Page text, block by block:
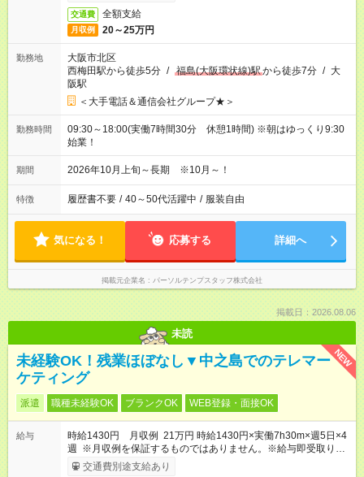
交通費 全額支給
月収例 20～25万円
勤務地
大阪市北区
西梅田駅から徒歩5分 / 福島(大阪環状線)駅から徒歩7分 / 大
阪駅
＜大手電話＆通信会社グループ★＞
勤務時間
09:30～18:00(実働7時間30分 休憩1時間) ※朝はゆっくり9:30
始業！
期間 2026年10月上旬～長期 ※10月～！
特徴 履歴書不要 / 40～50代活躍中 / 服装自由
気になる！ 応募する 詳細へ
掲載元企業名 パーソルテンプスタッフ株式会社
掲載日：2026.08.06
未読
NEW
未経験OK！残業ほぼなし▼中之島でのテレマー
ケティング
派遣 職種未経験OK ブランクOK WEB登録・面接OK
給与
時給1430円 月収例 21万円 時給1430円×実働7h30m×週5日×4
週 ※月収例を保証するものではありません。※給与即受取りサ
ービス利用可（利用条件有）
交通費別途支給あり